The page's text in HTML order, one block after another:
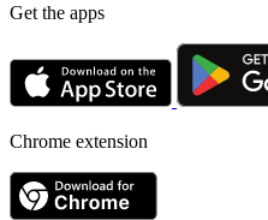
Get the apps
Chrome extension